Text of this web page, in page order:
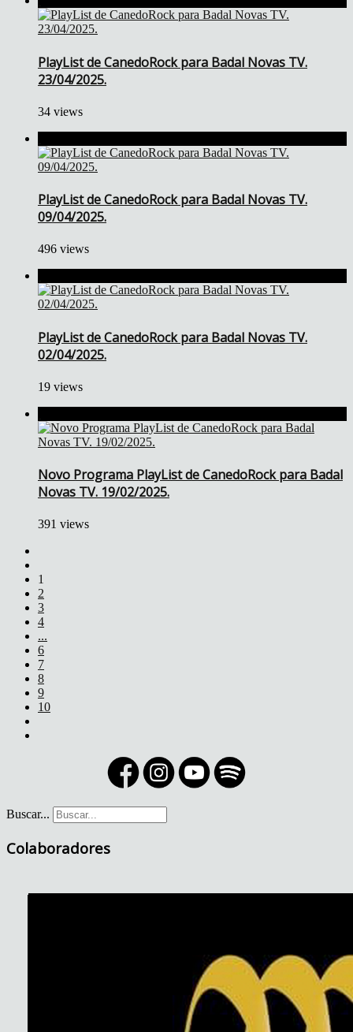
PlayList de CanedoRock para Badal Novas TV.
23/04/2025.
34 views
PlayList de CanedoRock para Badal Novas TV.
09/04/2025.
496 views
PlayList de CanedoRock para Badal Novas TV.
02/04/2025.
19 views
Novo Programa PlayList de CanedoRock para Badal
Novas TV. 19/02/2025.
391 views
1
2
3
4
...
6
7
8
9
10
Buscar...
Colaboradores